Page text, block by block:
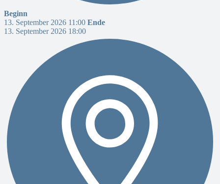
Beginn
13. September 2026 11:00 Ende
13. September 2026 18:00